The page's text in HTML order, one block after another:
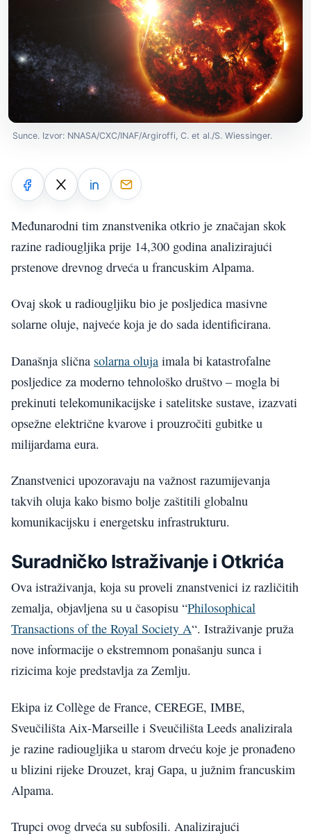
Sunce. Izvor: NNASA/CXC/INAF/Argiroffi, C. et al./S. Wiessinger.
Međunarodni tim znanstvenika otkrio je značajan skok
razine radiougljika prije 14,300 godina analizirajući
prstenove drevnog drveća u francuskim Alpama.
Ovaj skok u radiougljiku bio je posljedica masivne
solarne oluje, najveće koja je do sada identificirana.
Današnja slična solarna oluja imala bi katastrofalne
posljedice za moderno tehnološko društvo – mogla bi
prekinuti telekomunikacijske i satelitske sustave, izazvati
opsežne električne kvarove i prouzročiti gubitke u
milijardama eura.
Znanstvenici upozoravaju na važnost razumijevanja
takvih oluja kako bismo bolje zaštitili globalnu
komunikacijsku i energetsku infrastrukturu.
Suradničko Istraživanje i Otkrića
Ova istraživanja, koja su proveli znanstvenici iz različitih
zemalja, objavljena su u časopisu “Philosophical
Transactions of the Royal Society A“. Istraživanje pruža
nove informacije o ekstremnom ponašanju sunca i
rizicima koje predstavlja za Zemlju.
Ekipa iz Collège de France, CEREGE, IMBE,
Sveučilišta Aix-Marseille i Sveučilišta Leeds analizirala
je razine radiougljika u starom drveću koje je pronađeno
u blizini rijeke Drouzet, kraj Gapa, u južnim francuskim
Alpama.
Trupci ovog drveća su subfosili. Analizirajući